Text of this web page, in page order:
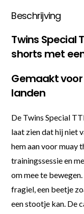
Beschrijving
Twins Special
shorts met
Gemaakt
landen
De Twins Special
laat zien dat hij niet
hem aan voor muay
trainingssessie en
om mee te
fragiel, een beetje
een stootje kan. De